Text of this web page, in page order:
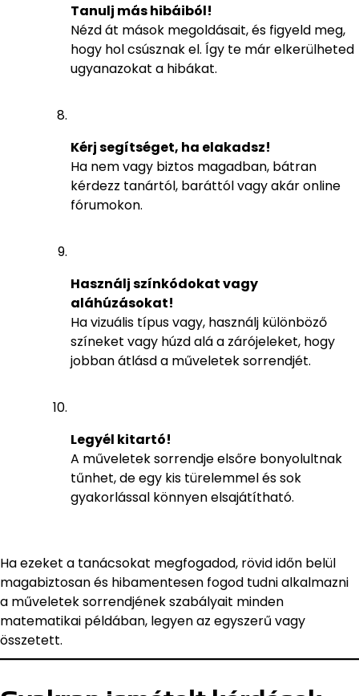
Tanulj más hibáiból!
Nézd át mások megoldásait, és figyeld meg,
hogy hol csúsznak el. Így te már elkerülheted
ugyanazokat a hibákat.
Kérj segítséget, ha elakadsz!
Ha nem vagy biztos magadban, bátran
kérdezz tanártól, baráttól vagy akár online
fórumokon.
Használj színkódokat vagy
aláhúzásokat!
Ha vizuális típus vagy, használj különböző
színeket vagy húzd alá a zárójeleket, hogy
jobban átlásd a műveletek sorrendjét.
Legyél kitartó!
A műveletek sorrendje elsőre bonyolultnak
tűnhet, de egy kis türelemmel és sok
gyakorlással könnyen elsajátítható.
Ha ezeket a tanácsokat megfogadod, rövid időn belül
magabiztosan és hibamentesen fogod tudni alkalmazni
a műveletek sorrendjének szabályait minden
matematikai példában, legyen az egyszerű vagy
összetett.